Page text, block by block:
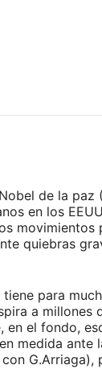
de la
en los
quiebras
para
a
el fondo,
medida ante
G.Arriaga),